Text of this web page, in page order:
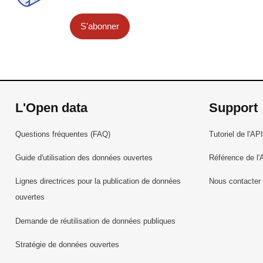
S'abonner
L'Open data
Questions fréquentes (FAQ)
Guide d'utilisation des données ouvertes
Lignes directrices pour la publication de données
ouvertes
Demande de réutilisation de données publiques
Stratégie de données ouvertes
Support
Tutoriel de l'API
Référence de
Nous contacter